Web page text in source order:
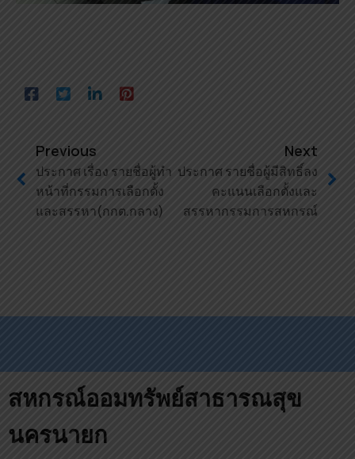
Previous
ประกาศ เรื่อง รายชื่อผู้ทำ
หน้าที่กรรมการเลือกตั้ง
และสรรหา(กกต.กลาง)
Next
ประกาศ รายชื่อผู้มีสิทธิ์ลง
คะแนนเลือกตั้งและ
สรรหากรรมการสหกรณ์
สหกรณ์ออมทรัพย์สาธารณสุข
นครนายก